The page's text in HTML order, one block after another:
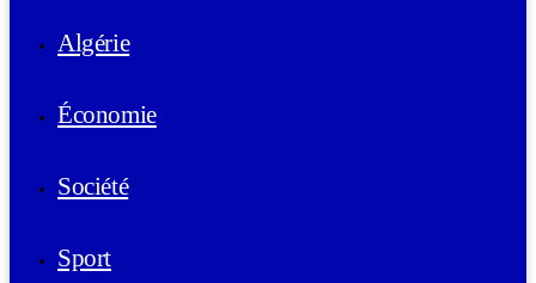
Algérie
Économie
Société
Sport